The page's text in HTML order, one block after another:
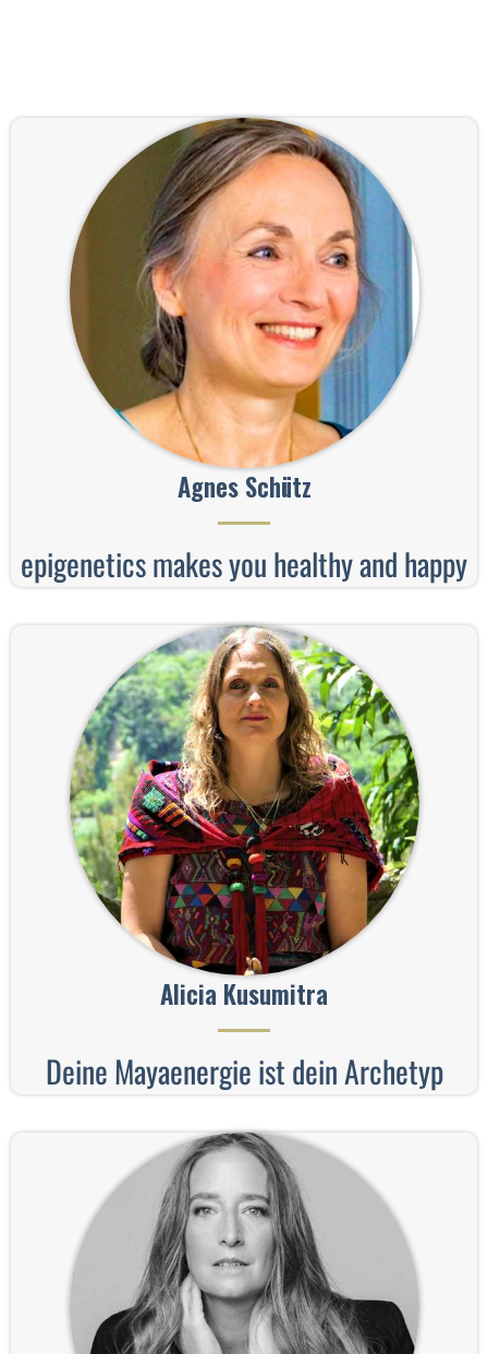
Agnes Schütz
epigenetics makes you healthy and happy
Alicia Kusumitra
Deine Mayaenergie ist dein Archetyp